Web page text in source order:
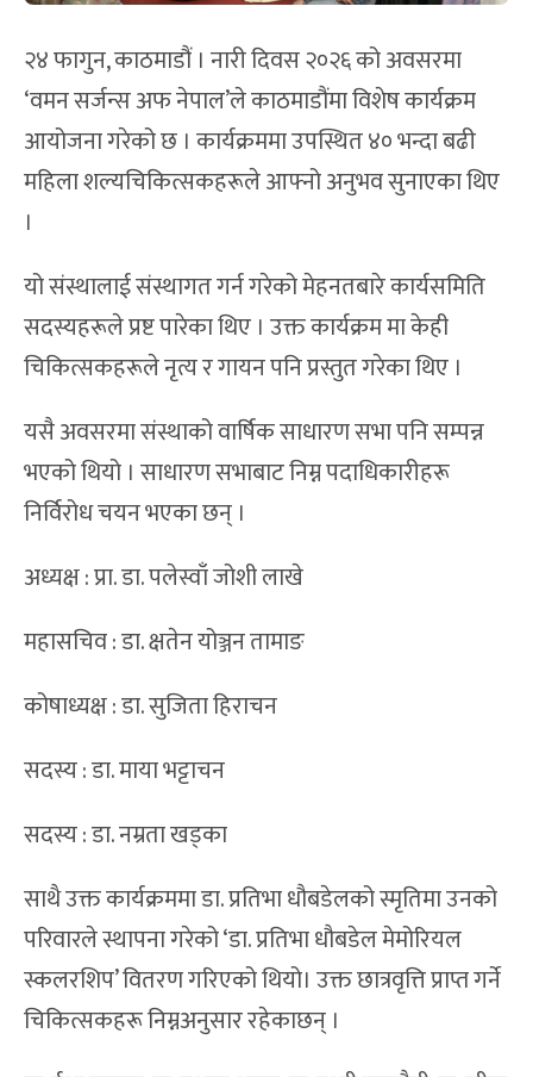
२४ फागुन, काठमाडौं । नारी दिवस २०२६ को अवसरमा
‘वमन सर्जन्स अफ नेपाल’ले काठमाडौंमा विशेष कार्यक्रम
आयोजना गरेको छ । कार्यक्रममा उपस्थित ४० भन्दा बढी
महिला शल्यचिकित्सकहरूले आफ्नो अनुभव सुनाएका थिए
।
यो संस्थालाई संस्थागत गर्न गरेको मेहनतबारे कार्यसमिति
सदस्यहरूले प्रष्ट पारेका थिए । उक्त कार्यक्रम मा केही
चिकित्सकहरूले नृत्य र गायन पनि प्रस्तुत गरेका थिए ।
यसै अवसरमा संस्थाको वार्षिक साधारण सभा पनि सम्पन्न
भएको थियो । साधारण सभाबाट निम्न पदाधिकारीहरू
निर्विरोध चयन भएका छन् ।
अध्यक्ष : प्रा. डा. पलेस्वाँ जोशी लाखे
महासचिव : डा. क्षतेन योञ्जन तामाङ
कोषाध्यक्ष : डा. सुजिता हिराचन
सदस्य : डा. माया भट्टाचन
सदस्य : डा. नम्रता खड्का
साथै उक्त कार्यक्रममा डा. प्रतिभा धौबडेलको स्मृतिमा उनको
परिवारले स्थापना गरेको ‘डा. प्रतिभा धौबडेल मेमोरियल
स्कलरशिप’ वितरण गरिएको थियो। उक्त छात्रवृत्ति प्राप्त गर्ने
चिकित्सकहरू निम्नअनुसार रहेकाछन् ।